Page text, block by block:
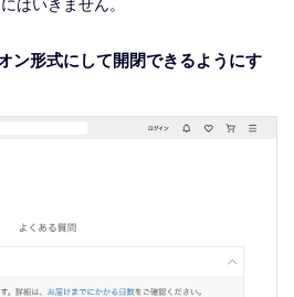
はいきません。
形式にして開閉できるようにす